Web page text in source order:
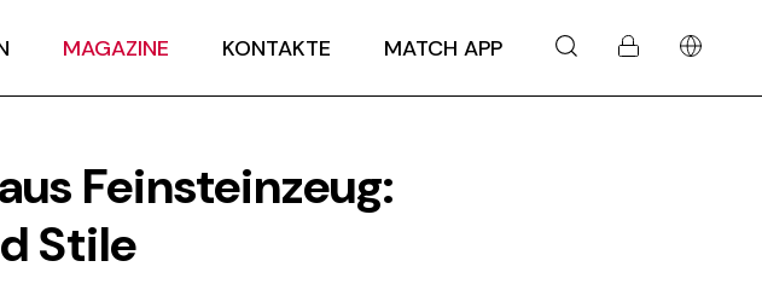
MAGAZINE KONTAKTE MATCH APP
Feinsteinzeug:
Stile